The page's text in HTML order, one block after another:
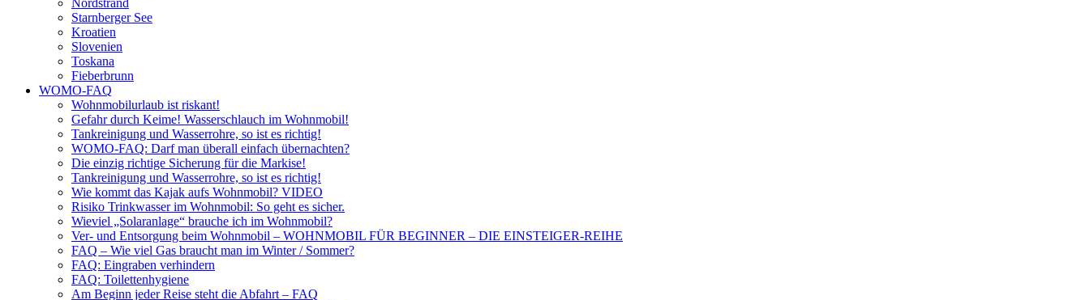
Starnberger See
Kroatien
Slovenien
Toskana
Fieberbrunn
WOMO-FAQ
Wohnmobilurlaub ist riskant!
Gefahr durch Keime! Wasserschlauch im Wohnmobil!
Tankreinigung und Wasserrohre, so ist es richtig!
WOMO-FAQ: Darf man überall einfach übernachten?
Die einzig richtige Sicherung für die Markise!
Tankreinigung und Wasserrohre, so ist es richtig!
Wie kommt das Kajak aufs Wohnmobil? VIDEO
Risiko Trinkwasser im Wohnmobil: So geht es sicher.
Wieviel „Solaranlage“ brauche ich im Wohnmobil?
Ver- und Entsorgung beim Wohnmobil – WOHNMOBIL FÜR BEGINNER – DIE EINSTEIGER-REIHE
FAQ – Wie viel Gas braucht man im Winter / Sommer?
FAQ: Eingraben verhindern
FAQ: Toilettenhygiene
Am Beginn jeder Reise steht die Abfahrt – FAQ